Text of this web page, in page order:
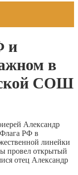
и
в
СОШ
Александр
РФ в
линейки
провел открытый
отец Александр